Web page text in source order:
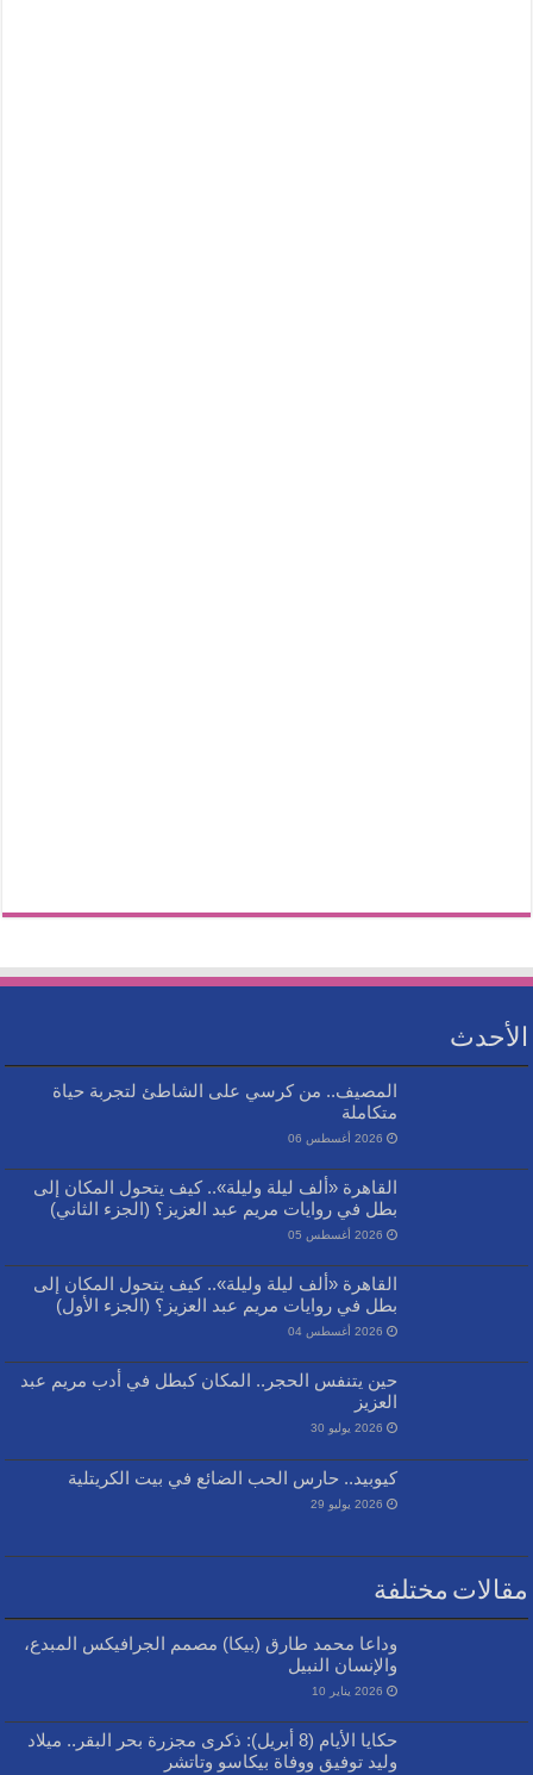
الأحدث
المصيف.. من كرسي على الشاطئ لتجربة حياة
متكاملة
2026 أغسطس 06
القاهرة «ألف ليلة وليلة».. كيف يتحول المكان إلى
بطل في روايات مريم عبد العزيز؟ (الجزء الثاني)
2026 أغسطس 05
القاهرة «ألف ليلة وليلة».. كيف يتحول المكان إلى
بطل في روايات مريم عبد العزيز؟ (الجزء الأول)
2026 أغسطس 04
حين يتنفس الحجر.. المكان كبطل في أدب مريم عبد
العزيز
2026 يوليو 30
كيوبيد.. حارس الحب الضائع في بيت الكريتلية
2026 يوليو 29
مقالات مختلفة
وداعا محمد طارق (بيكا) مصمم الجرافيكس المبدع،
والإنسان النبيل
2026 يناير 10
حكايا الأيام (8 أبريل): ذكرى مجزرة بحر البقر.. ميلاد
وليد توفيق ووفاة بيكاسو وتاتشر